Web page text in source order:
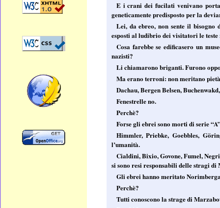
E i crani dei fucilati venivano
geneticamente predisposto per la
Lei, da ebreo, non sente il bisogno
esposti al ludibrio dei visitatori le teste
Cosa farebbe se edificasero un
nazisti?
Li chiamarono briganti. Furono
Ma erano terroni: non meritano
Dachau, Bergen Belsen,
Fenestrelle no.
Perchè?
Forse gli ebrei sono morti di serie
Himmler, Priebke, Goebbles,
l’umanità.
Cialdini, Bixio, Govone, Fumel,
si sono resi responsabili delle stragi
Gli ebrei hanno meritato
Perchè?
Tutti conoscono la strage di